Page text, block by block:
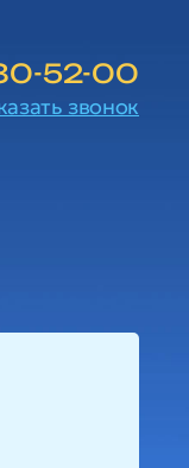
52-00
звонок